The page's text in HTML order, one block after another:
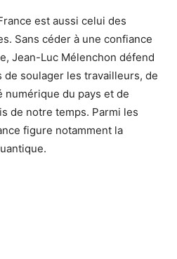
est aussi celui des
Sans céder à une confiance
Jean-Luc Mélenchon défend
de soulager les travailleurs, de
du pays et de
de notre temps. Parmi les
figure notamment la